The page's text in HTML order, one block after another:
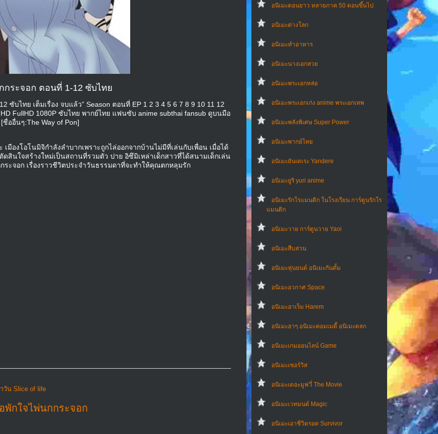
อนิเมะตอนยาว หลายภาค 50 ตอนขึ้นไป
อนิเมะต่างโลก
อนิเมะทําอาหาร
อนิเมะนางเอกสวย
อนิเมะพระเอกหล่อ
อนิเมะพระเอกเก่ง anime พระเอกเทพ
อนิเมะพลังพิเศษ Super Power
อนิเมะพากย์ไทย
อนิเมะยันเดเระ Yandere
อนิเมะยูริ yuri anime
อนิเมะรักโรแมนติก ในโรงเรียน การ์ตูนรักโร
แมนติก
อนิเมะวาย การ์ตูนวาย Yaoi
อนิเมะสืบสวน
อนิเมะหุ่นยนต์ อนิเมะกันดั้ม
อนิเมะอวกาศ Space
อนิเมะฮาเร็ม Harem
อนิเมะฮาๆ อนิเมะคอมเมดี้ อนิเมะตลก
อนิเมะเกมออนไลน์ Game
อนิเมะเซอร์วิส
อนิเมะเดอะมูฟวี่ The Movie
อนิเมะเวทมนต์ Magic
อนิเมะเอาชีวิตรอด Survivor
กระจอก ตอนที่ 1-12 ซับไทย
ซับไทย เต็มเรื่อง จบแล้ว” Season ตอนที่ EP 1 2 3 4 5 6 7 8 9 10 11 12
FullHD 1080P ซับไทย พากย์ไทย แฟนซับ anime subthai fansub ดูบนมือ
ออื่นๆ:The Way of Pon]
มืองโอโนมิจิกำลังลำบากเพราะถูกไล่ออกจากบ้านไม่มีที่เล่นกับเพื่อน เมื่อได้
ดสินใจสร้างใหม่เป็นสถานที่รวมตัว ปาย อิซึมิเหล่าเด็กสาวที่ได้สนามเด็กเล่น
ะจอก เรื่องราวชีวิตประจำวันธรรมดาที่จะทำให้คุณตกหลุมรัก
วัน Slice of life
พักใจไพ่นกกระจอก